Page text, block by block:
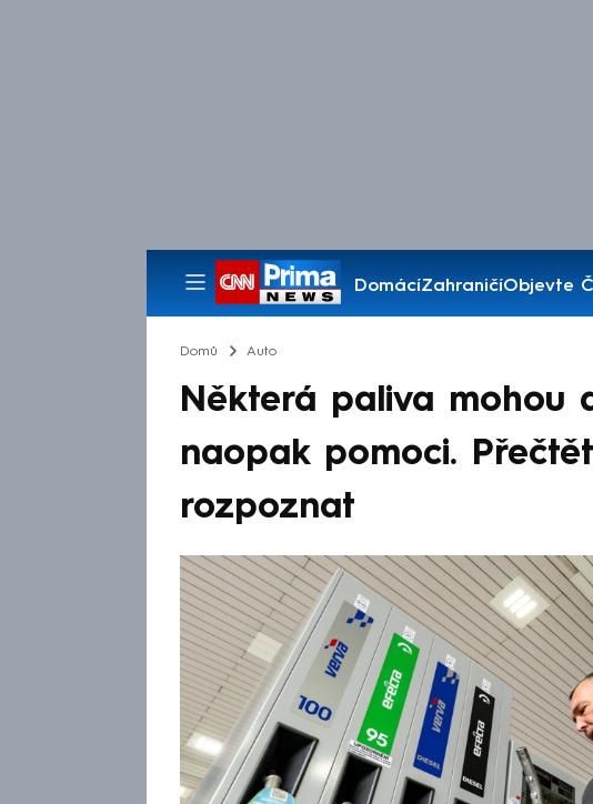
DomácíZahraničíObjevte
Pořady
Domů Auto
Některá paliva mohou
naopak pomoci.
rozpoznat